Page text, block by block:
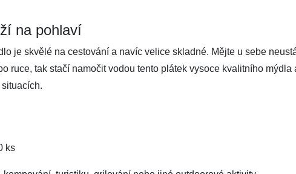
na pohlaví
je skvělé na cestování a navíc velice skladné. Mějte u sebe
ruce, tak stačí namočit vodou tento plátek vysoce kvalitního
ks